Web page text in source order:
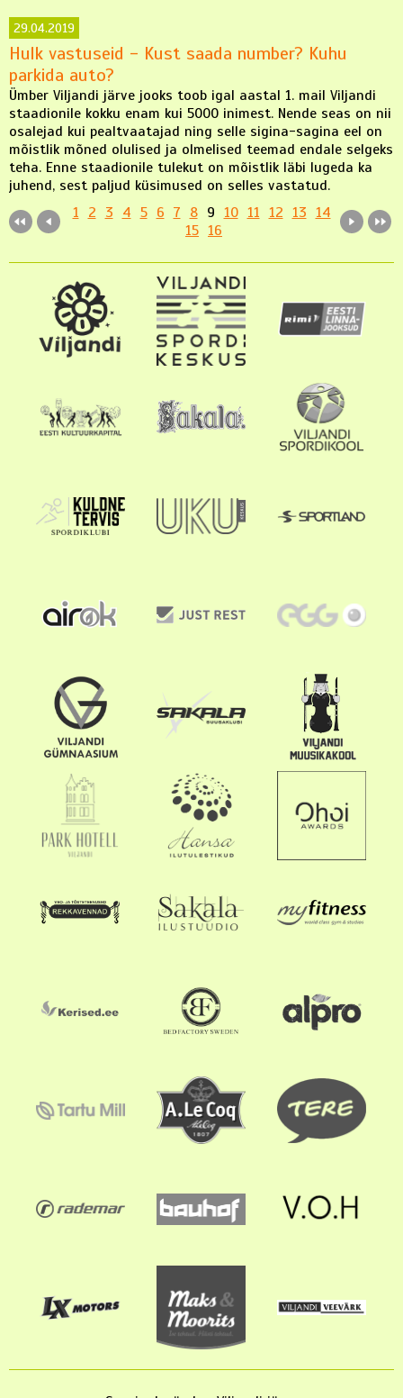
29.04.2019
Hulk vastuseid - Kust saada number? Kuhu
parkida auto?
Ümber Viljandi järve jooks toob igal aastal 1. mail Viljandi
staadionile kokku enam kui 5000 inimest. Nende seas on nii
osalejad kui pealtvaatajad ning selle sigina-sagina eel on
mõistlik mõned olulised ja olmelised teemad endale selgeks
teha. Enne staadionile tulekut on mõistlik läbi lugeda ka
juhend, sest paljud küsimused on selles vastatud.
1 2 3 4 5 6 7 8 9 10 11 12 13 14
15 16